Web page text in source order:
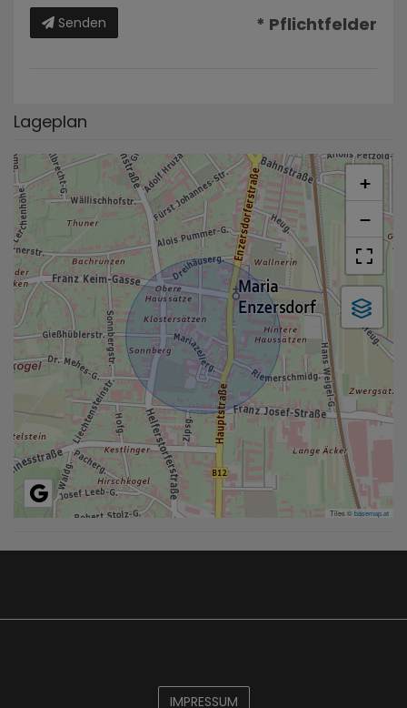
Senden * Pflichtfelder
Lageplan
+
−
Tiles ©basemap.at
IMPRESSUM